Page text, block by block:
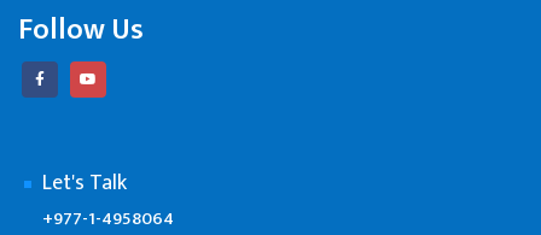
Follow Us
Let's Talk
+977-1-4958064